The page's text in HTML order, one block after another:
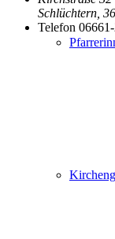
Schlüchtern
Telefon